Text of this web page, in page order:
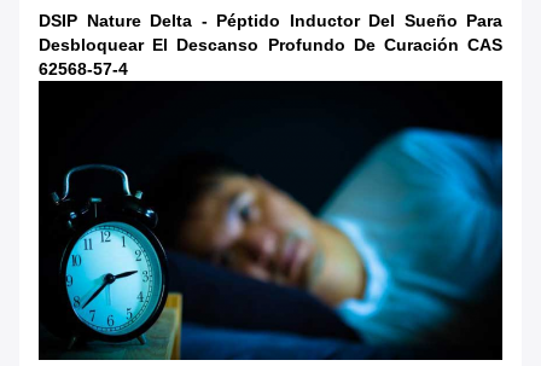
DSIP Nature Delta - Péptido Inductor Del Sueño Para
Desbloquear El Descanso Profundo De Curación CAS
62568-57-4